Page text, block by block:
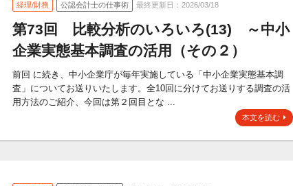
経理/財務 公認会計士の仕事術 最終更新日：2026/03/18
第73回 比較分析のいろいろ(13) ～中小
企業実態基本調査の活用（その２）
前回 に続き、中小企業庁が毎年実施している「中小企業実態基本調
査」についてお送りいたします。全10回に分けてお送りする調査の活
用方法のご紹介、今回は第２回目とな ...
本文を読む